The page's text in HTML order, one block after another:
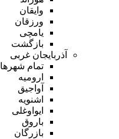
وایقان
ورزقان
یامچی
بازگشت
آذربایجان غربی
تمام شهر‌ها
ارومیه
آواجیق
اشنویه
ایواوغلی
باروق
بازرگان